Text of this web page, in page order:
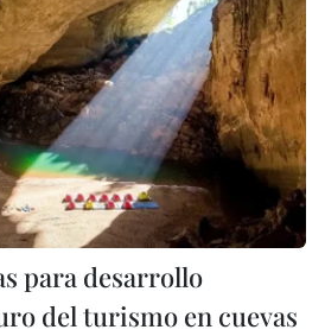
para desarrollo
del turismo en cuevas